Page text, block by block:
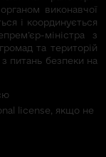
виконавчої
і координується
міністра з
та територій
з питань безпеки на
license, якщо не